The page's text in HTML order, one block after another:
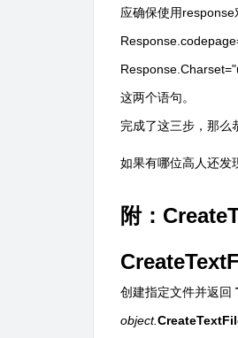
应确保使用response
这两个语句。
完成了这三步，那么
如果有哪位高人还发
附：
创建指定文件并返回
object.